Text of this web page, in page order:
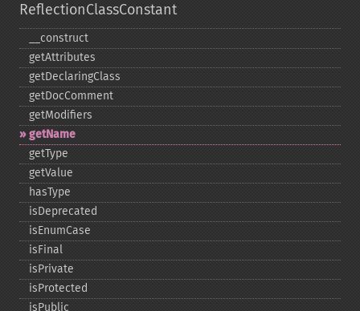
ReflectionClassConstant
_​_​construct
getAttributes
getDeclaringClass
getDocComment
getModifiers
getName
getType
getValue
hasType
isDeprecated
isEnumCase
isFinal
isPrivate
isProtected
isPublic